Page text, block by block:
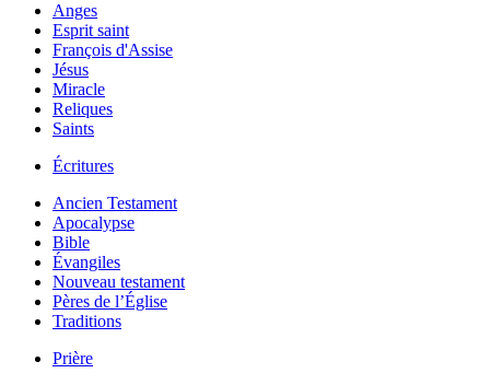
Anges
Esprit saint
François d'Assise
Jésus
Miracle
Reliques
Saints
Écritures
Ancien Testament
Apocalypse
Bible
Évangiles
Nouveau testament
Pères de l’Église
Traditions
Prière